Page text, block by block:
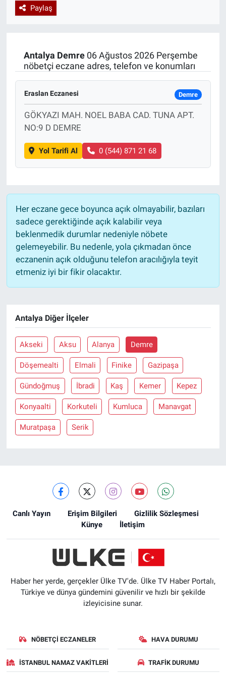
Paylaş
Antalya Demre06 Ağustos 2026 Perşembe
nöbetçi eczane adres, telefon ve konumları
Eraslan Eczanesi Demre
GÖKYAZI MAH. NOEL BABA CAD. TUNA APT.
NO:9 D DEMRE
Yol Tarifi Al 0 (544) 871 21 68
Her eczane gece boyunca açık olmayabilir, bazıları
sadece gerektiğinde açık kalabilir veya
beklenmedik durumlar nedeniyle nöbete
gelemeyebilir. Bu nedenle, yola çıkmadan önce
eczanenin açık olduğunu telefon aracılığıyla teyit
etmeniz iyi bir fikir olacaktır.
Antalya Diğer İlçeler
Akseki Aksu Alanya Demre
Döşemealti Elmali Finike Gazipaşa
Gündoğmuş İbradi Kaş Kemer Kepez
Konyaalti Korkuteli Kumluca Manavgat
Muratpaşa Serik
Canlı Yayın Erişim Bilgileri
Gizlilik Sözleşmesi
Künye
İletişim
Haber her yerde, gerçekler Ülke TV'de. Ülke TV Haber Portalı,
Türkiye ve dünya gündemini güvenilir ve hızlı bir şekilde
izleyicisine sunar.
NÖBETÇI ECZANELER HAVA DURUMU
İSTANBUL NAMAZ VAKITLERI TRAFIK DURUMU
Özel Haberler
Dünya
Özel Haberler
Kadın
Erişim Bilgileri
Sağlık
Haber Arşivi